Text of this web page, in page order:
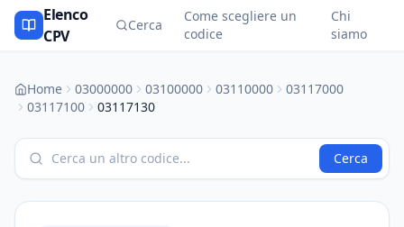
Elenco
CPV
Cerca
Come scegliere un
codice
Chi
siamo
Home 03000000 03100000 03110000
03117000
03117100
03117130
Cerca